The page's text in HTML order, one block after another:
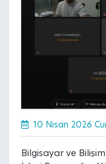
10 Nisan 2026
Bilgisayar ve